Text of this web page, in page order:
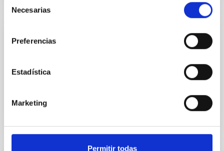
Necesarias
Preferencias
Estadística
Marketing
Permitir todas
Fibre Optics Laboratory
construction of optical fibre bundles for astronomical
instrumentation.